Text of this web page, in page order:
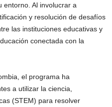
entorno. Al involucrar a
y resolución de desafíos
las instituciones educativas y
conectada con la
el programa ha
a utilizar la ciencia,
(STEM) para resolver